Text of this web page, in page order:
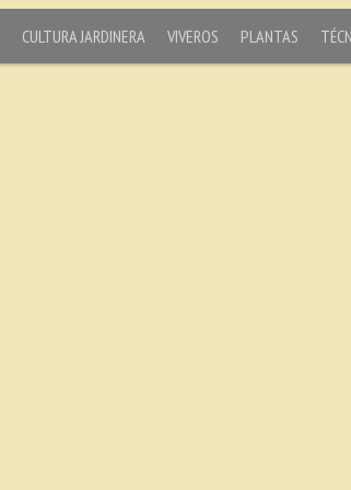
CULTURA JARDINERA VIVEROS PLANTAS